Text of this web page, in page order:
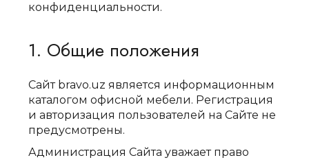
конфиденциальности.
1. Общие положения
Сайт bravo.uz является информационным
каталогом офисной мебели. Регистрация
и авторизация пользователей на Сайте не
предусмотрены.
Администрация Сайта уважает право